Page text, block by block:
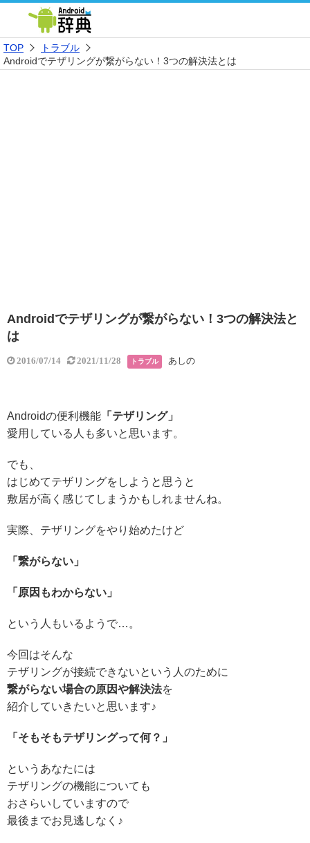
TOP
トラブル
Androidでテザリングが繋がらない！3つの解決法とは
Androidでテザリングが繋がらない！3つの解決法と
は
2016/07/14 2021/11/28 トラブル あしの
Androidの便利機能 「テザリング」
愛用している人も多いと思います。
でも、
はじめてテザリングをしようと思うと
敷居が高く感じてしまうかもしれませんね。
実際、テザリングをやり始めたけど
「繋がらない」
「原因もわからない」
という人もいるようで…。
今回はそんな
テザリングが接続できないという人のために
繋がらない場合の原因や解決法を
紹介していきたいと思います♪
「そもそもテザリングって何？」
というあなたには
テザリングの機能についても
おさらいしていますので
最後までお見逃しなく♪